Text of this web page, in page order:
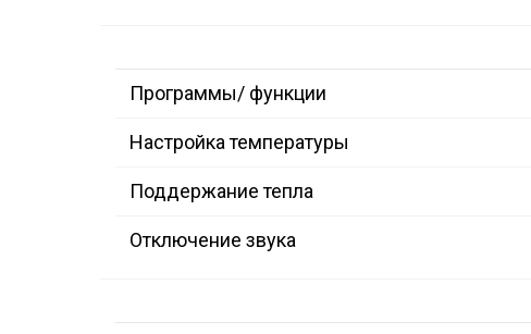
Программы/ функции
Настройка температуры
Поддержание тепла
Отключение звука